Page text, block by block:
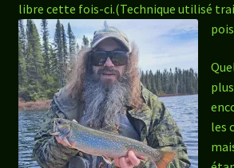
libre cette fois-ci.(Technique utilisé
les